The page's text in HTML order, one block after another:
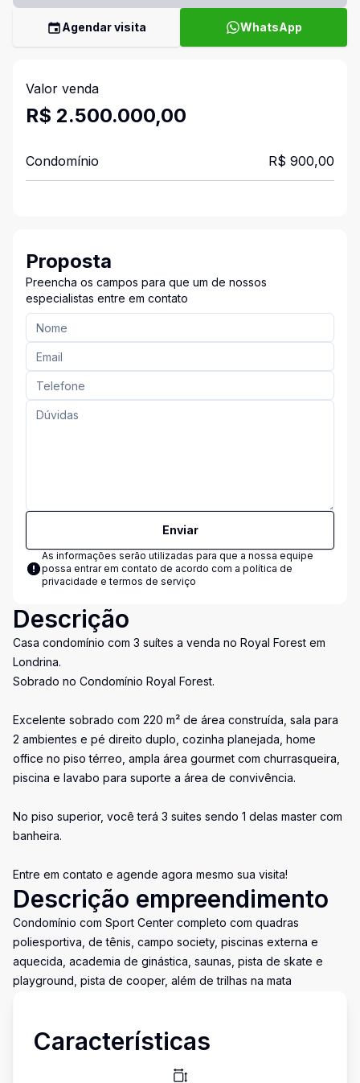
Agendar visita WhatsApp
Valor venda
R$ 2.500.000,00
Condomínio R$ 900,00
Proposta
Preencha os campos para que um de nossos
especialistas entre em contato
Enviar
As informações serão utilizadas para que a nossa equipe
possa entrar em contato de acordo com a política de
privacidade e termos de serviço
Descrição
Casa condomínio com 3 suítes a venda no Royal Forest em
Londrina.
Sobrado no Condomínio Royal Forest.
Excelente sobrado com 220 m² de área construída, sala para
2 ambientes e pé direito duplo, cozinha planejada, home
office no piso térreo, ampla área gourmet com churrasqueira,
piscina e lavabo para suporte a área de convivência.
No piso superior, você terá 3 suites sendo 1 delas master com
banheira.
Entre em contato e agende agora mesmo sua visita!
Descrição empreendimento
Condomínio com Sport Center completo com quadras
poliesportiva, de tênis, campo society, piscinas externa e
aquecida, academia de ginástica, saunas, pista de skate e
playground, pista de cooper, além de trilhas na mata
Características